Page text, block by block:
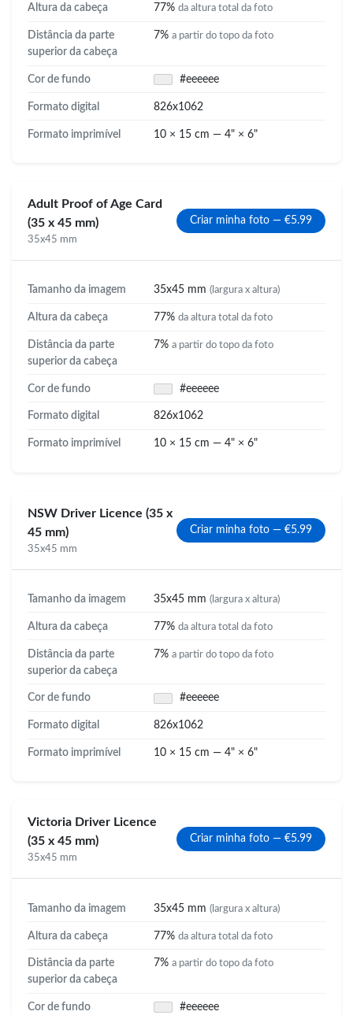
Altura da cabeça 77% da altura total da foto
Distância da parte
superior da cabeça
7% a partir do topo da foto
Cor de fundo #eeeeee
Formato digital 826x1062
Formato imprimível 10 × 15 cm — 4" × 6"
Adult Proof of Age Card
(35 x 45 mm)
35x45 mm
Criar minha foto — €5.99
Tamanho da imagem 35x45 mm (largura x altura)
Altura da cabeça 77% da altura total da foto
Distância da parte
superior da cabeça
7% a partir do topo da foto
Cor de fundo #eeeeee
Formato digital 826x1062
Formato imprimível 10 × 15 cm — 4" × 6"
NSW Driver Licence (35 x
45 mm)
35x45 mm
Criar minha foto — €5.99
Tamanho da imagem 35x45 mm (largura x altura)
Altura da cabeça 77% da altura total da foto
Distância da parte
superior da cabeça
7% a partir do topo da foto
Cor de fundo #eeeeee
Formato digital 826x1062
Formato imprimível 10 × 15 cm — 4" × 6"
Victoria Driver Licence
(35 x 45 mm)
35x45 mm
Criar minha foto — €5.99
Tamanho da imagem 35x45 mm (largura x altura)
Altura da cabeça 77% da altura total da foto
Distância da parte
superior da cabeça
7% a partir do topo da foto
Cor de fundo #eeeeee